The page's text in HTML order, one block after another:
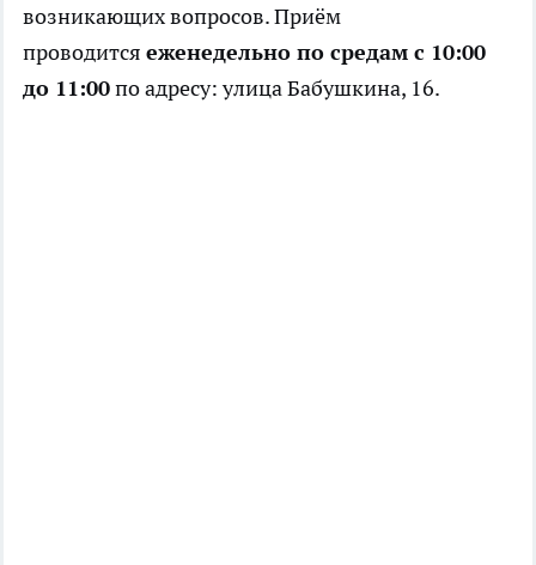
возникающих вопросов. Приём
проводится еженедельно по средам с 10:00
до 11:00по адресу: улица Бабушкина, 16.